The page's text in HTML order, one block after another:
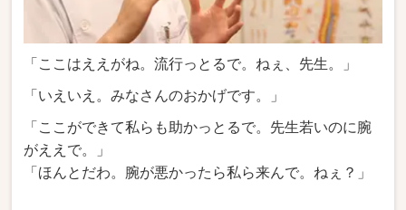
「ここはええがね。流行っとるで。ねぇ、先生。」
「いえいえ。みなさんのおかげです。」
「ここができて私らも助かっとるで。先生若いのに腕
がええで。」
「ほんとだわ。腕が悪かったら私ら来んで。ねぇ？」